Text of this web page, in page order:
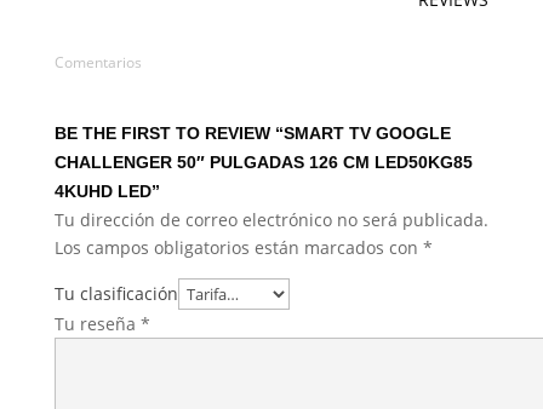
Comentarios
BE THE FIRST TO REVIEW “SMART TV GOOGLE
CHALLENGER 50″ PULGADAS 126 CM LED50KG85
4KUHD LED”
Tu dirección de correo electrónico no será publicada.
Los campos obligatorios están marcados con *
Tu clasificación
Tu reseña *